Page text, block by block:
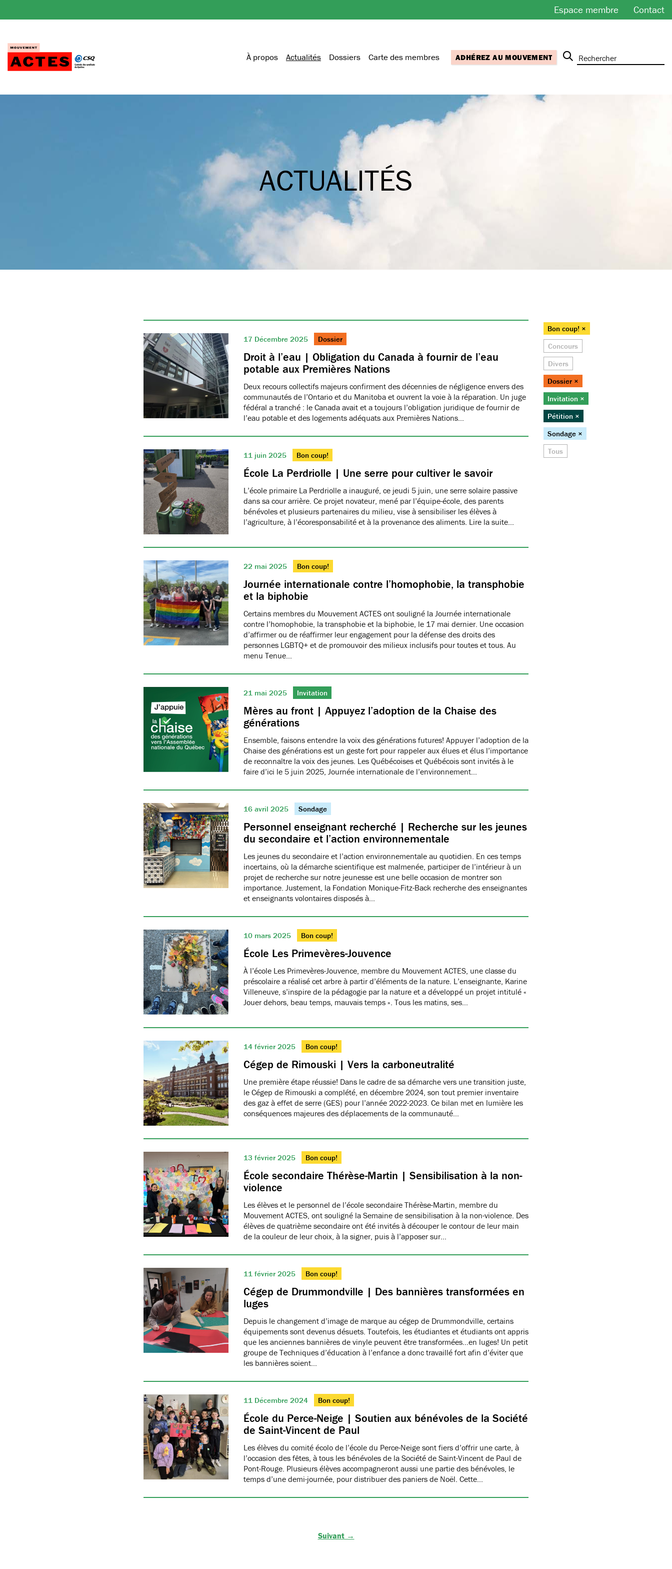
au
Espace membre Contact
À propos Actualités Dossiers Carte des membres ADHÉREZ AU MOUVEMENT
ACTUALITÉS
17 Décembre 2025 Dossier
Droit à l’eau | Obligation du Canada à fournir de l’eau
potable aux Premières Nations
Deux recours collectifs majeurs confirment des décennies de négligence envers des
communautés de l’Ontario et du Manitoba et ouvrent la voie à la réparation. Un juge
fédéral a tranché : le Canada avait et a toujours l’obligation juridique de fournir de
l’eau potable et des logements adéquats aux Premières Nations…
11 juin 2025 Bon coup!
École La Perdriolle | Une serre pour cultiver le savoir
L’école primaire La Perdriolle a inauguré, ce jeudi 5 juin, une serre solaire passive
dans sa cour arrière. Ce projet novateur, mené par l’équipe-école, des parents
bénévoles et plusieurs partenaires du milieu, vise à sensibiliser les élèves à
l’agriculture, à l’écoresponsabilité et à la provenance des aliments. Lire la suite…
22 mai 2025 Bon coup!
Journée internationale contre l’homophobie, la transphobie
et la biphobie
Certains membres du Mouvement ACTES ont souligné la Journée internationale
contre l’homophobie, la transphobie et la biphobie, le 17 mai dernier. Une occasion
d’affirmer ou de réaffirmer leur engagement pour la défense des droits des
personnes LGBTQ+ et de promouvoir des milieux inclusifs pour toutes et tous. Au
menu Tenue…
21 mai 2025 Invitation
Mères au front | Appuyez l’adoption de la Chaise des
générations
Ensemble, faisons entendre la voix des générations futures! Appuyer l’adoption de la
Chaise des générations est un geste fort pour rappeler aux élues et élus l’importance
de reconnaître la voix des jeunes. Les Québécoises et Québécois sont invités à le
faire d’ici le 5 juin 2025, Journée internationale de l’environnement…
16 avril 2025 Sondage
Personnel enseignant recherché | Recherche sur les jeunes
du secondaire et l’action environnementale
Les jeunes du secondaire et l’action environnementale au quotidien. En ces temps
incertains, où la démarche scientifique est malmenée, participer de l’intérieur à un
projet de recherche sur notre jeunesse est une belle occasion de montrer son
importance. Justement, la Fondation Monique-Fitz-Back recherche des enseignantes
et enseignants volontaires disposés à…
10 mars 2025 Bon coup!
École Les Primevères-Jouvence
À l’école Les Primevères-Jouvence, membre du Mouvement ACTES, une classe du
préscolaire a réalisé cet arbre à partir d’éléments de la nature. L’enseignante, Karine
Villeneuve, s’inspire de la pédagogie par la nature et a développé un projet intitulé «
Jouer dehors, beau temps, mauvais temps ». Tous les matins, ses…
14 février 2025 Bon coup!
Cégep de Rimouski | Vers la carboneutralité
Une première étape réussie! Dans le cadre de sa démarche vers une transition juste,
le Cégep de Rimouski a complété, en décembre 2024, son tout premier inventaire
des gaz à effet de serre (GES) pour l’année 2022-2023. Ce bilan met en lumière les
conséquences majeures des déplacements de la communauté…
13 février 2025 Bon coup!
École secondaire Thérèse-Martin | Sensibilisation à la non-
violence
Les élèves et le personnel de l’école secondaire Thérèse-Martin, membre du
Mouvement ACTES, ont souligné la Semaine de sensibilisation à la non-violence. Des
élèves de quatrième secondaire ont été invités à découper le contour de leur main
de la couleur de leur choix, à la signer, puis à l’apposer sur…
11 février 2025 Bon coup!
Cégep de Drummondville | Des bannières transformées en
luges
Depuis le changement d’image de marque au cégep de Drummondville, certains
équipements sont devenus désuets. Toutefois, les étudiantes et étudiants ont appris
que les anciennes bannières de vinyle peuvent être transformées…en luges! Un petit
groupe de Techniques d’éducation à l’enfance a donc travaillé fort afin d’éviter que
les bannières soient…
11 Décembre 2024 Bon coup!
École du Perce-Neige | Soutien aux bénévoles de la Société
de Saint-Vincent de Paul
Les élèves du comité écolo de l’école du Perce-Neige sont fiers d’offrir une carte, à
l’occasion des fêtes, à tous les bénévoles de la Société de Saint-Vincent de Paul de
Pont-Rouge. Plusieurs élèves accompagneront aussi une partie des bénévoles, le
temps d’une demi-journée, pour distribuer des paniers de Noël. Cette…
Bon coup! ×
Concours
Divers
Dossier ×
Invitation ×
Pétition ×
Sondage ×
Tous
Suivant →